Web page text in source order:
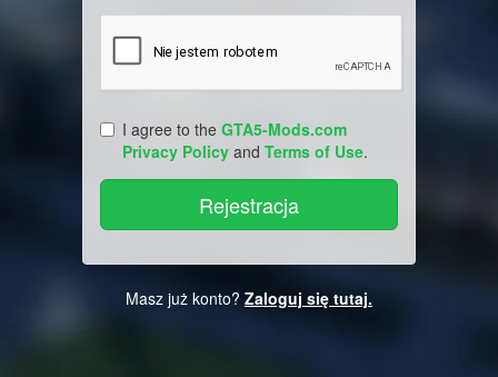
I agree to the GTA5-Mods.com
Privacy Policy and Terms of Use.
Masz już konto? Zaloguj się tutaj.